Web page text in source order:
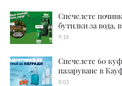
Спечелете
бутилки за
9:18
Спечелете 60
пазаруване в
8:03